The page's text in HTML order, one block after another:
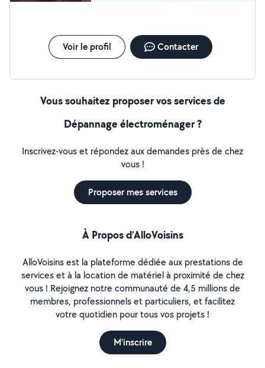
Voir le profil Contacter
Vous souhaitez proposer vos services de
Dépannage électroménager ?
Inscrivez-vous et répondez aux demandes près de chez
vous !
Proposer mes services
À Propos d’AlloVoisins
AlloVoisins est la plateforme dédiée aux prestations de
services et à la location de matériel à proximité de chez
vous ! Rejoignez notre communauté de 4,5 millions de
membres, professionnels et particuliers, et facilitez
votre quotidien pour tous vos projets !
M'inscrire